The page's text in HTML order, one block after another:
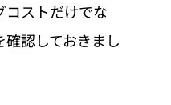
コストだけでな
認しておきまし